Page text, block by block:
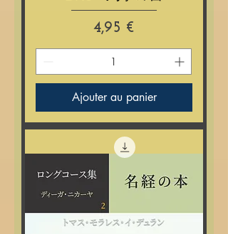
Prix
4,95 €
Ajouter au panier